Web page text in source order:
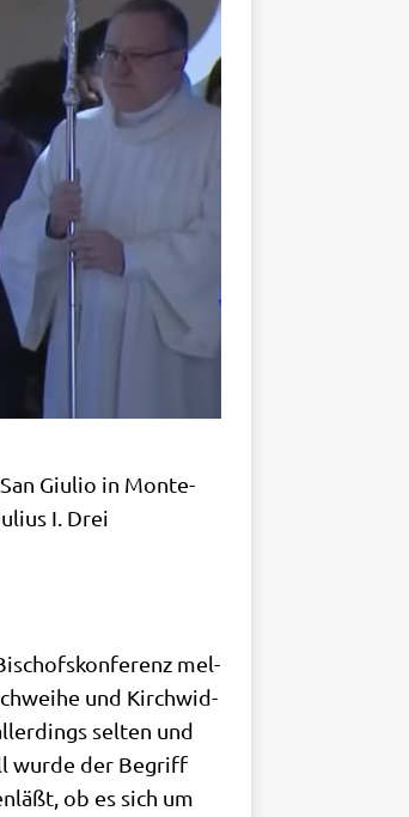
Giu­lio in Mon­te­
I. Drei
mel­
und Kirch­wid­
sel­ten und
wur­de der Begriff
ob es sich um